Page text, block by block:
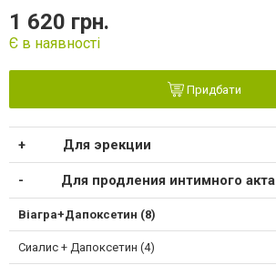
1 620 грн.
Є в наявності
Придбати
Для эрекции
Для продления интимного акта
Віагра+Дапоксетин (8)
Сиалис + Дапоксетин (4)